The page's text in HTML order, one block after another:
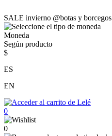
SALE invierno @botas y borcegos
Moneda
Según producto
$
ES
EN
0
0